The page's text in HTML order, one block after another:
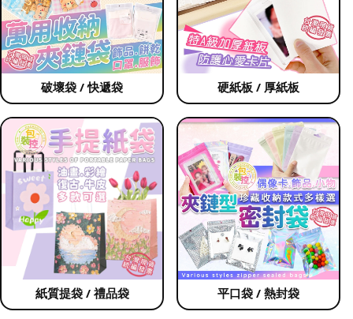
破壞袋 / 快遞袋 硬紙板 / 厚紙板
紙質提袋 / 禮品袋 平口袋 / 熱封袋